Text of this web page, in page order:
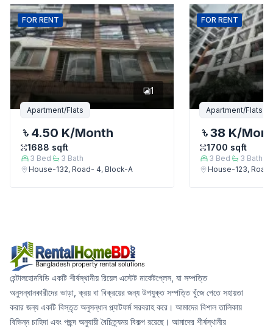
FOR RENT
1
Apartment/Flats
4.50 K/Month
1688 sqft
3 Bed 3 Bath
House-132, Road- 4, Block-A
FOR RENT
Apartment/Flats
38 K/
1700 sqft
3 Bed 3 Bath
House-123,
রেন্টালহোমবিডি একটি শীর্ষস্থানীয় রিয়েল এস্টেট মার্কেটপ্লেস, যা সম্পত্তি
অনুসন্ধানকারীদের ভাড়া, ক্রয় বা বিক্রয়ের জন্য উপযুক্ত সম্পত্তি খুঁজে পেতে সহায়তা
করার জন্য একটি বিস্তৃত অনুসন্ধান প্ল্যাটফর্ম সরবরাহ করে। আমাদের বিশাল তালিকায়
বিভিন্ন চাহিদা এবং পছন্দ অনুযায়ী বৈচিত্র্যময় বিকল্প রয়েছে। আমাদের শীর্ষস্থানীয়